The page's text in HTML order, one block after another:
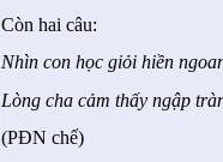
Còn hai câu:
Nhìn con học giỏi hiền
Lòng cha cảm thấy ngập
(PĐN chế)